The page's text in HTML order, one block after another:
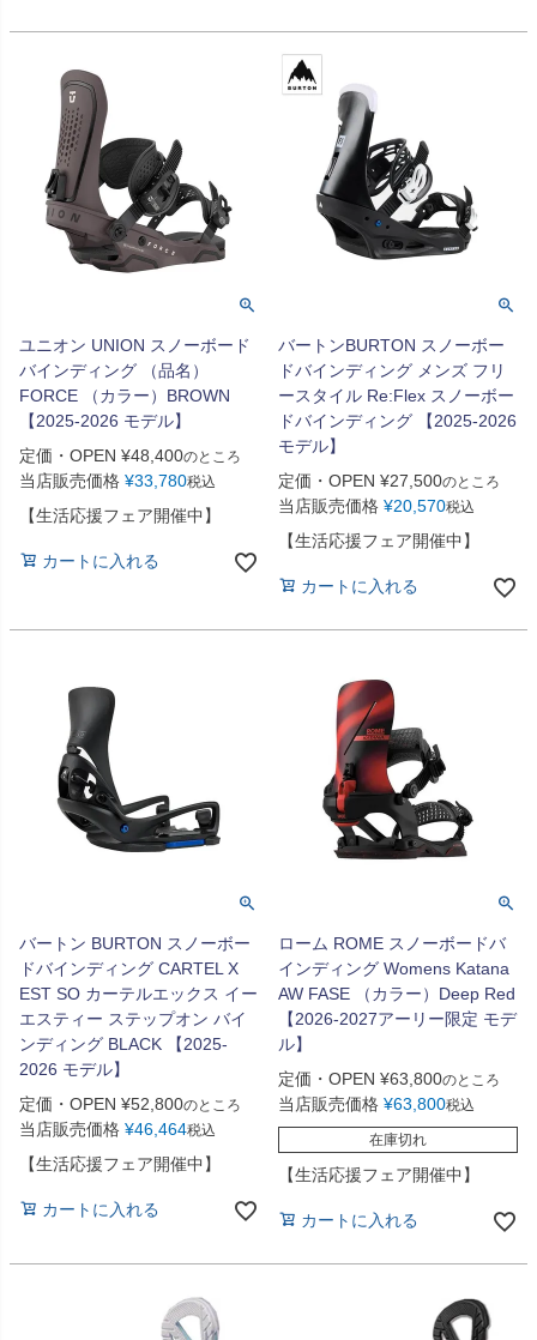
ユニオン UNION スノーボード
バインディング （品名）
FORCE （カラー）BROWN
【2025-2026 モデル】
定価・OPEN ¥48,400のところ
当店販売価格 ¥33,780税込
【生活応援フェア開催中】
カートに入れる
バートンBURTON スノーボー
ドバインディング メンズ フリ
ースタイル Re:Flex スノーボー
ドバインディング 【2025-2026
モデル】
定価・OPEN ¥27,500のところ
当店販売価格 ¥20,570税込
【生活応援フェア開催中】
カートに入れる
バートン BURTON スノーボー
ドバインディング CARTEL X
EST SO カーテルエックス イー
エスティー ステップオン バイ
ンディング BLACK 【2025-
2026 モデル】
定価・OPEN ¥52,800のところ
当店販売価格 ¥46,464税込
【生活応援フェア開催中】
カートに入れる
ローム ROME スノーボードバ
インディング Womens Katana
AW FASE （カラー）Deep Red
【2026-2027アーリー限定 モデ
ル】
定価・OPEN ¥63,800のところ
当店販売価格 ¥63,800税込
在庫切れ
【生活応援フェア開催中】
カートに入れる